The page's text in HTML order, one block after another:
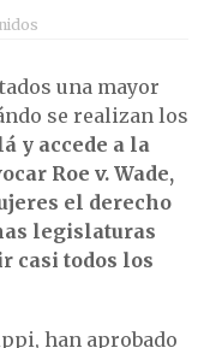
una mayor
se realizan los
y accede a la
Roe v. Wade,
el derecho
legislaturas
casi todos los
han aprobado